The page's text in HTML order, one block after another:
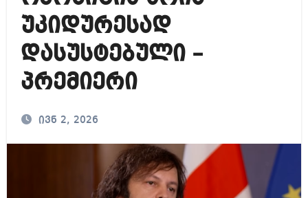
უკიდურესად
დასუსტებული –
პრემიერი
ივნ 2, 2026